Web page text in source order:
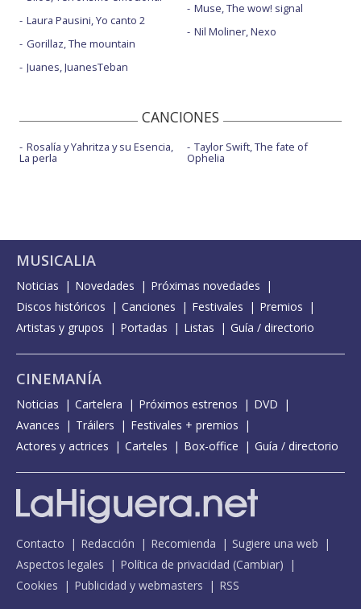
Laura Pausini, Yo canto 2
Gorillaz, The mountain
Juanes, JuanesTeban
Muse, The wow! signal
Nil Moliner, Nexo
CANCIONES
Rosalía y Yahritza y su Esencia,
La perla
Taylor Swift, The fate of
Ophelia
MUSICALIA
Noticias Novedades
Próximas novedades
Discos históricos
Canciones Festivales
Premios
Artistas y grupos
Portadas Listas Guía / directorio
CINEMANÍA
Noticias Cartelera Próximos estrenos
DVD
Avances
Tráilers
Festivales + premios
Actores y actrices
Carteles Box-office Guía / directorio
Contacto Redacción Recomienda
Sugiere una web
Aspectos legales
Política de privacidad (Cambiar)
Cookies
Publicidad y webmasters RSS